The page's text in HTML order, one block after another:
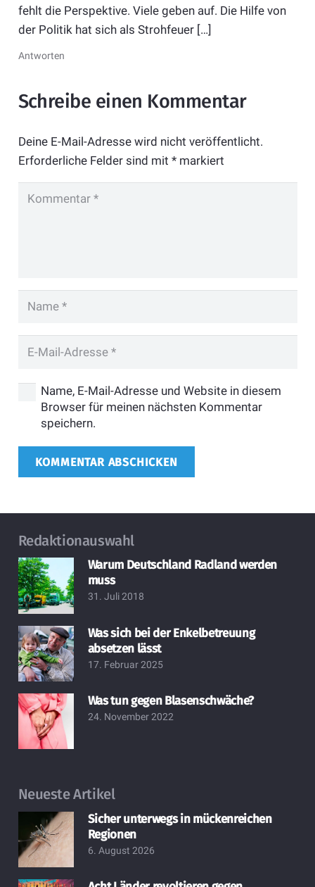
fehlt die Perspektive. Viele geben auf. Die Hilfe von
der Politik hat sich als Strohfeuer […]
Antworten
Schreibe einen Kommentar
Deine E-Mail-Adresse wird nicht veröffentlicht.
Erforderliche Felder sind mit *markiert
Name, E-Mail-Adresse und Website in diesem
Browser für meinen nächsten Kommentar
speichern.
KOMMENTAR ABSCHICKEN
Redaktionauswahl
Warum Deutschland Radland werden
muss
31. Juli 2018
Was sich bei der Enkelbetreuung
absetzen lässt
17. Februar 2025
Was tun gegen Blasenschwäche?
24. November 2022
Neueste Artikel
Sicher unterwegs in mückenreichen
Regionen
6. August 2026